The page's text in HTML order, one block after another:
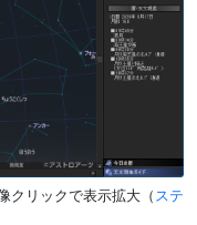
クリックで表示拡大（ステ